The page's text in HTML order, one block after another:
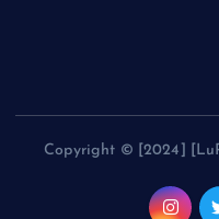
Copyright © [2024]